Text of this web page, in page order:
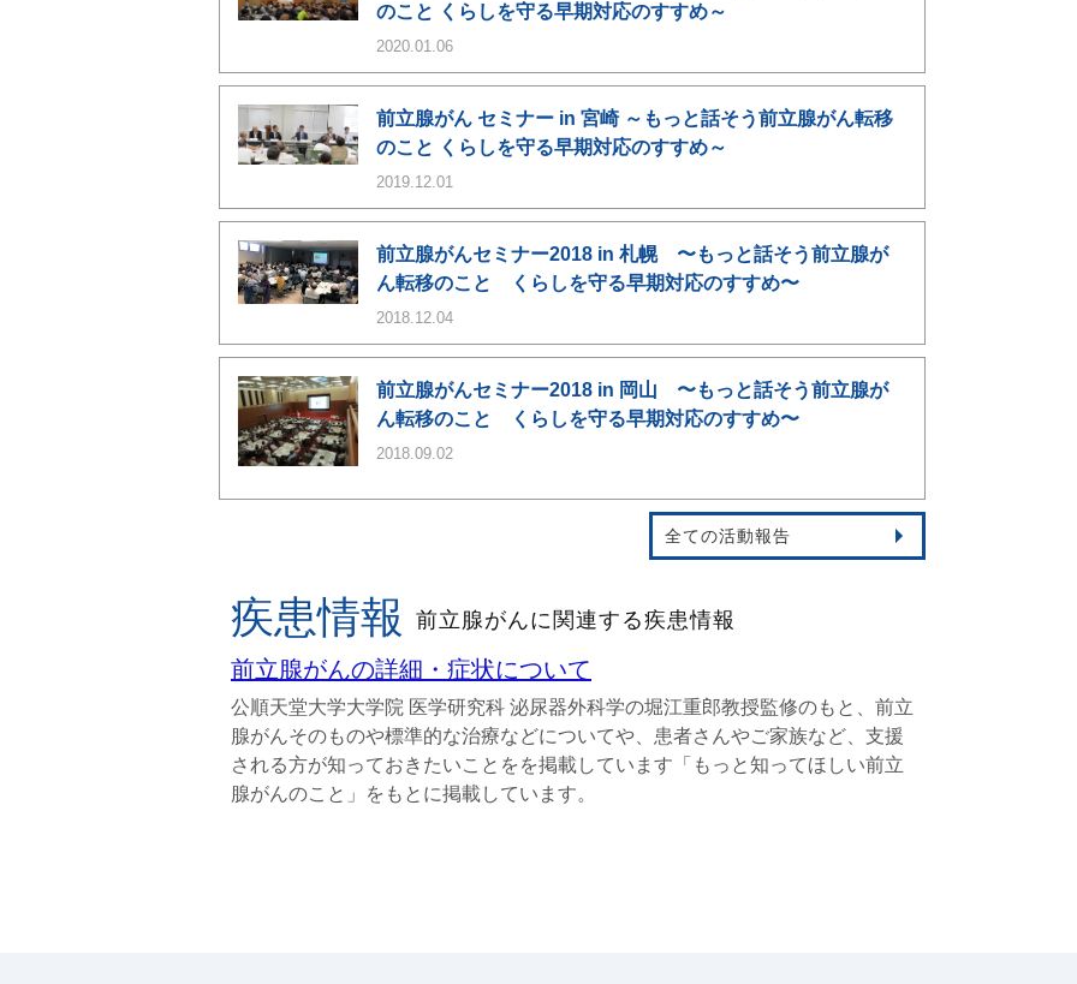
のこと くらしを守る早期対応のすすめ～
2020.01.06
前立腺がん セミナー in 宮崎 ～もっと話そう前立腺がん転移
のこと くらしを守る早期対応のすすめ～
2019.12.01
前立腺がんセミナー2018 in 札幌 〜もっと話そう前立腺が
ん転移のこと くらしを守る早期対応のすすめ〜
2018.12.04
前立腺がんセミナー2018 in 岡山 〜もっと話そう前立腺が
ん転移のこと くらしを守る早期対応のすすめ〜
2018.09.02
全ての活動報告
疾患情報 前立腺がんに関連する疾患情報
前立腺がんの詳細・症状について
公順天堂大学大学院 医学研究科 泌尿器外科学の堀江重郎教授監修のもと、前立
腺がんそのものや標準的な治療などについてや、患者さんやご家族など、支援
される方が知っておきたいことをを掲載しています「もっと知ってほしい前立
腺がんのこと」をもとに掲載しています。